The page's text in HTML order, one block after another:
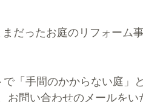
だったお庭のリフォーム
「手間のかからない庭」
問い合わせのメールをい